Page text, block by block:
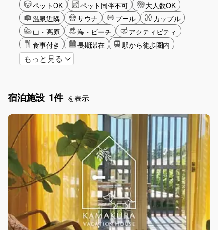
ペットOK ペット同伴不可
大人数OK
温泉近隣
サウナ プール
カップル
山・高原
海・ビーチ
アクティビティ
食事付き
長期滞在
駅から徒歩圏内
手持ち花火OK
もっと見る
宿泊施設 1件 を表示